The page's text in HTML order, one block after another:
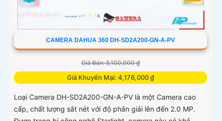
CAMERA DAHUA 360 DH-SD2A200-GN-A-PV
Giá Bán: 5,100,000 ₫
Giá Khuyến Mại: 4,176,000 ₫
Loại Camera DH-SD2A200-GN-A-PV là một Camera cao
cấp, chất lượng sắt nét với độ phân giải lên đến 2.0 MP.